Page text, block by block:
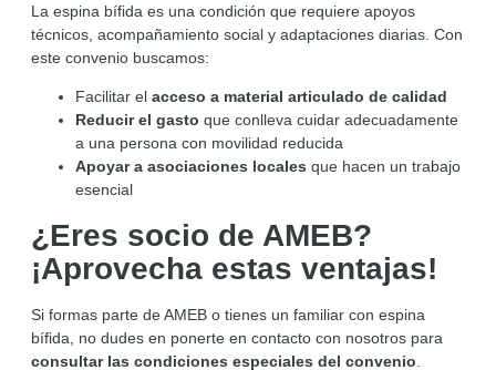
La espina bífida es una condición que requiere apoyos
técnicos, acompañamiento social y adaptaciones diarias. Con
este convenio buscamos:
Facilitar el acceso a material articulado de calidad
Reducir el gasto que conlleva cuidar adecuadamente
a una persona con movilidad reducida
Apoyar a asociaciones locales que hacen un trabajo
esencial
¿Eres socio de AMEB?
¡Aprovecha estas ventajas!
Si formas parte de AMEB o tienes un familiar con espina
bífida, no dudes en ponerte en contacto con nosotros para
consultar las condiciones especiales del convenio.